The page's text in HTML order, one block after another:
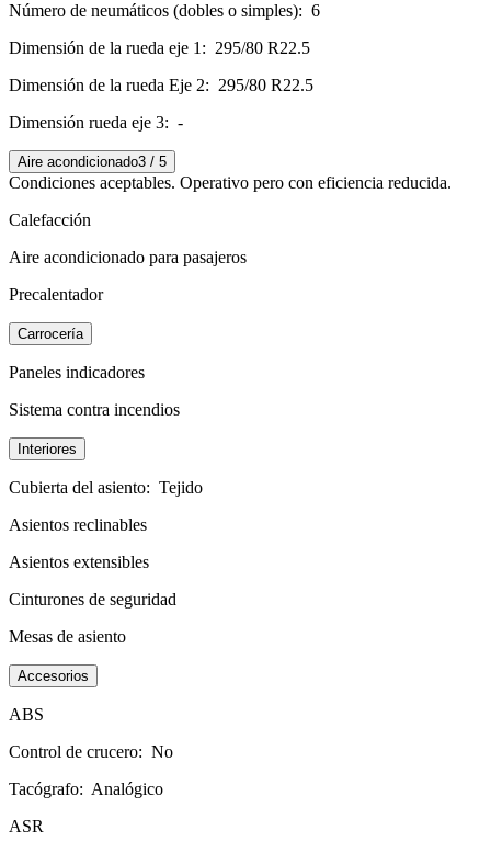
Número de neumáticos (dobles o simples): 6
Dimensión de la rueda eje 1: 295/80 R22.5
Dimensión de la rueda Eje 2: 295/80 R22.5
Dimensión rueda eje 3: -
Aire acondicionado3 / 5
Condiciones aceptables. Operativo pero con eficiencia reducida.
Calefacción
Aire acondicionado para pasajeros
Precalentador
Carrocería
Paneles indicadores
Sistema contra incendios
Interiores
Cubierta del asiento: Tejido
Asientos reclinables
Asientos extensibles
Cinturones de seguridad
Mesas de asiento
Accesorios
ABS
Control de crucero: No
Tacógrafo: Analógico
ASR